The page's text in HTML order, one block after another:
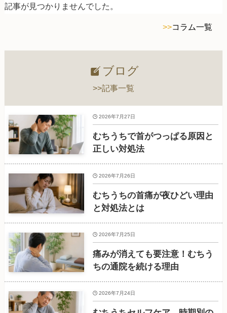
記事が見つかりませんでした。
>>コラム一覧
ブログ
>>記事一覧
むちうちで首がつっぱる原因と
正しい対処法
2026年7月27日
むちうちの首痛が夜ひどい理由
と対処法とは
2026年7月26日
痛みが消えても要注意！むちう
ちの通院を続ける理由
2026年7月25日
2026年7月24日